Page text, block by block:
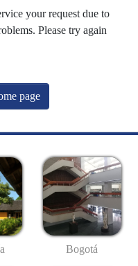
your request due to
Please try again
page
Bogotá